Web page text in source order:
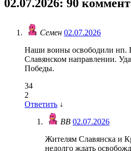
02.07.2026: 90
Семен 02.07.2026
Наши воины освободили нп.
Славянском направлении.
Победы.
34
2
Ответить ↓
ВВ 02.07.2026
Жителям Славянска и
недолго ждать